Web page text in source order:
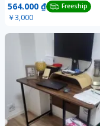
564.000 ₫ Freeship
￥3,000